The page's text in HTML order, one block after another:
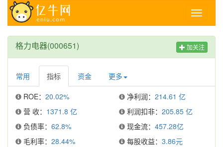
Toggle
格力电器(000651) 加关注
常用 指标 资金 更多
ROE： 20.02% 净利润： 214.61 亿
营 收： 1371.8 亿 利润扣非： 205.85 亿
负债率： 62.8% 现金流： 457.28亿
毛利率： 28.44% 每股收益： 3.86元